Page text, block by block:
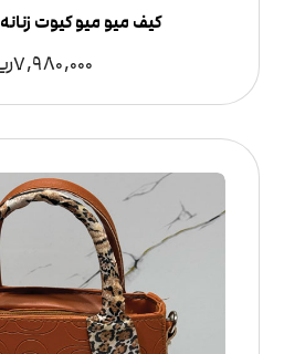
کیف میو میو کیوت
7,980,000